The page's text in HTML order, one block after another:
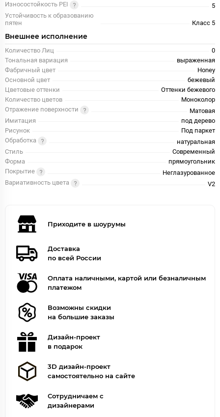
Износостойкость PEI
5
Устойчивость к образованию
пятен
Класс 5
Внешнее исполнение
Количество Лиц
0
Тональная вариация
выраженная
Фабричный цвет
Honey
Основной цвет
бежевый
Цветовые оттенки
Оттенки бежевого
Количество цветов
Моноколор
Отражение поверхности
Матовая
Имитация
под дерево
Рисунок
Под паркет
Обработка
натуральная
Стиль
Современный
Форма
прямоугольник
Покрытие
Неглазурованное
Вариативность цвета
V2
Приходите в шоурумы
Доставка
по всей России
Оплата наличными, картой или безналичным
платежом
Возможны скидки
на большие заказы
Дизайн-проект
в подарок
3D дизайн-проект
самостоятельно на сайте
Сотрудничаем с
дизайнерами